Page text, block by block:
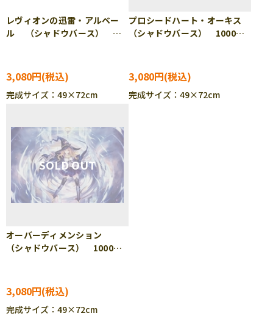
レヴィオンの迅雷・アルベー
ル （シャドウバース）
3,080円
完成サイズ：49×72cm
プロシードハート・オーキス
（シャドウバース） 1000ピ
3,080円
完成サイズ：49×72cm
オーバーディメンション
（シャドウバース） 1000ピ
3,080円
完成サイズ：49×72cm